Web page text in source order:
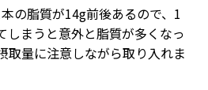
の脂質が14g前後あるので、1
しまうと意外と脂質が多くなっ
取量に注意しながら取り入れま